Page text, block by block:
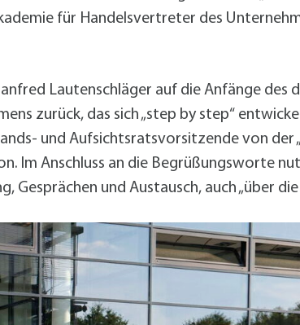
für Handelsvertreter des
Lautenschläger auf die Anfänge des
zurück, das sich „step by step“
und Aufsichtsratsvorsitzende von der
Im Anschluss an die Begrüßungsworte
und Austausch, auch „über die